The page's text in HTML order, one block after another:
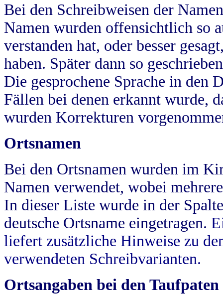
Bei den Schreibweisen der
Namen wurden offensichtlich so
verstanden hat, oder besser
haben. Später dann so
Die gesprochene Sprache in
Fällen bei denen erkannt wurde,
wurden Korrekturen
Ortsnamen
Bei den Ortsnamen wurden im
Namen verwendet, wobei
In dieser Liste wurde in der
deutsche Ortsname eingetragen.
liefert zusätzliche Hinweise zu
verwendeten Schreibvarianten.
Ortsangaben bei den Taufpaten